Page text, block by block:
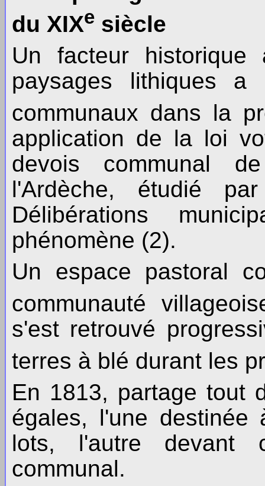
du XIXe siècle
Un facteur
paysages lithiques
communaux dans la
application de la loi
devois communal
l'Ardèche, étudié
Délibérations
phénomène (2).
Un espace pastoral
communauté
s'est retrouvé
terres à blé durant les
En 1813, partage tout
égales, l'une
lots, l'autre devant
communal.